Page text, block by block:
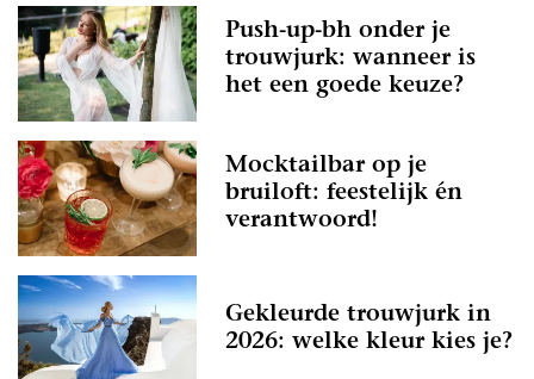
Push-up-bh onder je
trouwjurk: wanneer is
het een goede keuze?
Mocktailbar op je
bruiloft: feestelijk én
verantwoord!
Gekleurde trouwjurk in
2026: welke kleur kies je?